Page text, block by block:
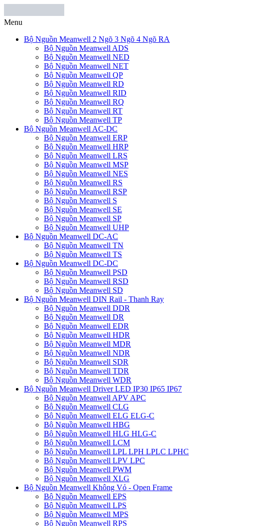
Menu
Bộ Nguồn Meanwell 2 Ngõ 3 Ngõ 4 Ngõ RA
Bộ Nguồn Meanwell ADS
Bộ Nguồn Meanwell NED
Bộ Nguồn Meanwell NET
Bộ Nguồn Meanwell QP
Bộ Nguồn Meanwell RD
Bộ Nguồn Meanwell RID
Bộ Nguồn Meanwell RQ
Bộ Nguồn Meanwell RT
Bộ Nguồn Meanwell TP
Bộ Nguồn Meanwell AC-DC
Bộ Nguồn Meanwell ERP
Bộ Nguồn Meanwell HRP
Bộ Nguồn Meanwell LRS
Bộ Nguồn Meanwell MSP
Bộ Nguồn Meanwell NES
Bộ Nguồn Meanwell RS
Bộ Nguồn Meanwell RSP
Bộ Nguồn Meanwell S
Bộ Nguồn Meanwell SE
Bộ Nguồn Meanwell SP
Bộ Nguồn Meanwell UHP
Bộ Nguồn Meanwell DC-AC
Bộ Nguồn Meanwell TN
Bộ Nguồn Meanwell TS
Bộ Nguồn Meanwell DC-DC
Bộ Nguồn Meanwell PSD
Bộ Nguồn Meanwell RSD
Bộ Nguồn Meanwell SD
Bộ Nguồn Meanwell DIN Rail - Thanh Ray
Bộ Nguồn Meanwell DDR
Bộ Nguồn Meanwell DR
Bộ Nguồn Meanwell EDR
Bộ Nguồn Meanwell HDR
Bộ Nguồn Meanwell MDR
Bộ Nguồn Meanwell NDR
Bộ Nguồn Meanwell SDR
Bộ Nguồn Meanwell TDR
Bộ Nguồn Meanwell WDR
Bộ Nguồn Meanwell Driver LED IP30 IP65 IP67
Bộ Nguồn Meanwell APV APC
Bộ Nguồn Meanwell CLG
Bộ Nguồn Meanwell ELG ELG-C
Bộ Nguồn Meanwell HBG
Bộ Nguồn Meanwell HLG HLG-C
Bộ Nguồn Meanwell LCM
Bộ Nguồn Meanwell LPL LPH LPLC LPHC
Bộ Nguồn Meanwell LPV LPC
Bộ Nguồn Meanwell PWM
Bộ Nguồn Meanwell XLG
Bộ Nguồn Meanwell Không Vỏ - Open Frame
Bộ Nguồn Meanwell EPS
Bộ Nguồn Meanwell LPS
Bộ Nguồn Meanwell MPS
Bộ Nguồn Meanwell RPS